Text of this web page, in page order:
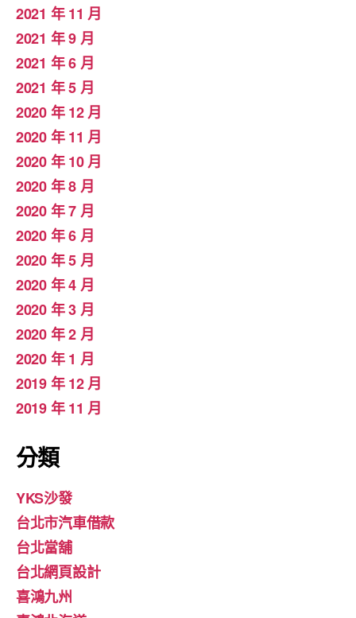
2021 年 11 月
2021 年 9 月
2021 年 6 月
2021 年 5 月
2020 年 12 月
2020 年 11 月
2020 年 10 月
2020 年 8 月
2020 年 7 月
2020 年 6 月
2020 年 5 月
2020 年 4 月
2020 年 3 月
2020 年 2 月
2020 年 1 月
2019 年 12 月
2019 年 11 月
分類
YKS沙發
台北市汽車借款
台北當舖
台北網頁設計
喜鴻九州